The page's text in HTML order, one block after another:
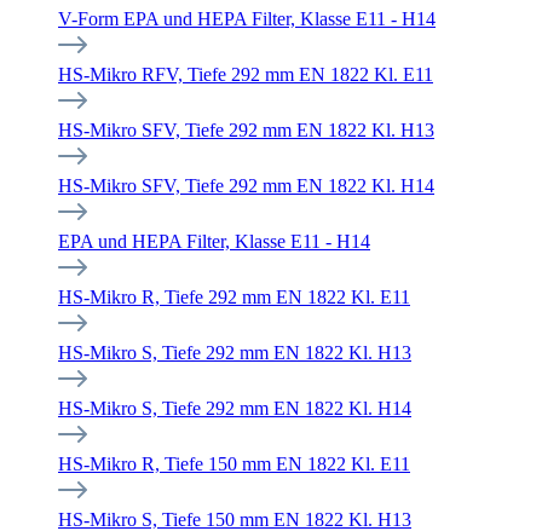
V-Form EPA und HEPA Filter, Klasse E11 - H14
HS-Mikro RFV, Tiefe 292 mm EN 1822 Kl. E11
HS-Mikro SFV, Tiefe 292 mm EN 1822 Kl. H13
HS-Mikro SFV, Tiefe 292 mm EN 1822 Kl. H14
EPA und HEPA Filter, Klasse E11 - H14
HS-Mikro R, Tiefe 292 mm EN 1822 Kl. E11
HS-Mikro S, Tiefe 292 mm EN 1822 Kl. H13
HS-Mikro S, Tiefe 292 mm EN 1822 Kl. H14
HS-Mikro R, Tiefe 150 mm EN 1822 Kl. E11
HS-Mikro S, Tiefe 150 mm EN 1822 Kl. H13